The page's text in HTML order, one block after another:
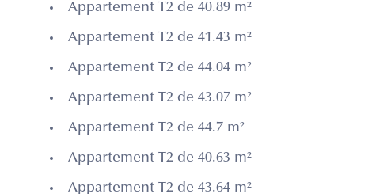
Appartement T2 de 40.89 m²
Appartement T2 de 41.43 m²
Appartement T2 de 44.04 m²
Appartement T2 de 43.07 m²
Appartement T2 de 44.7 m²
Appartement T2 de 40.63 m²
Appartement T2 de 43.64 m²